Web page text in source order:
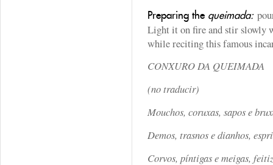
Preparing the queimada:
Light it on fire and stir slowly
while reciting this famous
CONXURO DA QUEIMADA
(no traducir)
Mouchos, coruxas, sapos e
Demos, trasnos e dianhos,
Corvos, píntigas e meigas,